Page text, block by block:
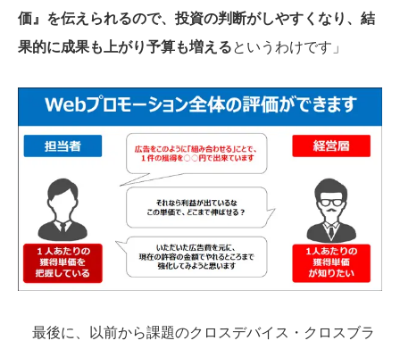
価』を伝えられるので、投資の判断がしやすくなり、結
果的に成果も上がり予算も増えるというわけです」
最後に、以前から課題のクロスデバイス・クロスブラ